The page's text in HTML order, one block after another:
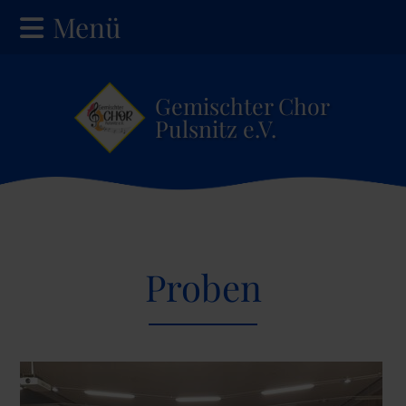
Menü
Gemischter Chor
Pulsnitz e.V.
Proben